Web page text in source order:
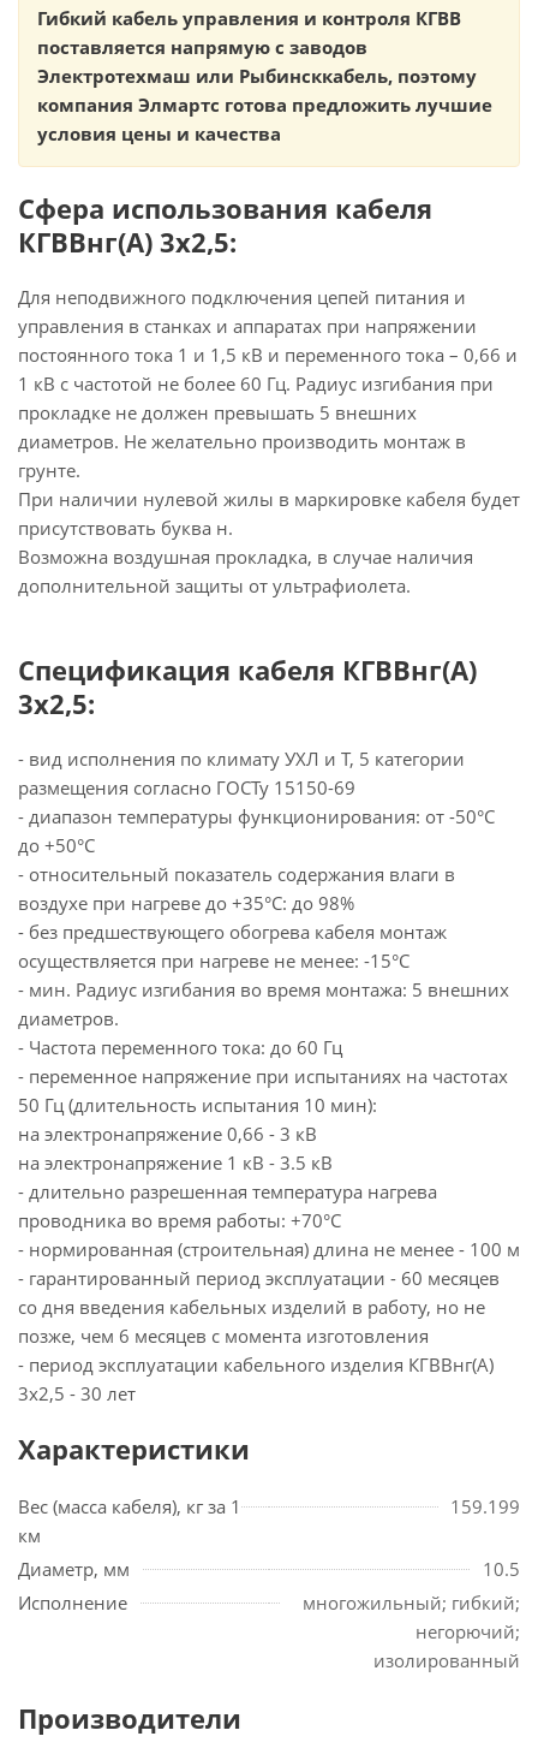
Гибкий кабель управления и контроля КГВВ
поставляется напрямую с заводов
Электротехмаш или Рыбинсккабель, поэтому
компания Элмартс готова предложить лучшие
условия цены и качества
Сфера использования кабеля
КГВВнг(А) 3х2,5:
Для неподвижного подключения цепей питания и
управления в станках и аппаратах при напряжении
постоянного тока 1 и 1,5 кВ и переменного тока – 0,66 и
1 кВ с частотой не более 60 Гц. Радиус изгибания при
прокладке не должен превышать 5 внешних
диаметров. Не желательно производить монтаж в
грунте.
При наличии нулевой жилы в маркировке кабеля будет
присутствовать буква н.
Возможна воздушная прокладка, в случае наличия
дополнительной защиты от ультрафиолета.
Спецификация кабеля КГВВнг(А)
3х2,5:
- вид исполнения по климату УХЛ и Т, 5 категории
размещения согласно ГОСТу 15150-69
- диапазон температуры функционирования: от -50°С
до +50°С
- относительный показатель содержания влаги в
воздухе при нагреве до +35°С: до 98%
- без предшествующего обогрева кабеля монтаж
осуществляется при нагреве не менее: -15°С
- мин. Радиус изгибания во время монтажа: 5 внешних
диаметров.
- Частота переменного тока: до 60 Гц
- переменное напряжение при испытаниях на частотах
50 Гц (длительность испытания 10 мин):
на электронапряжение 0,66 - 3 кВ
на электронапряжение 1 кВ - 3.5 кВ
- длительно разрешенная температура нагрева
проводника во время работы: +70°С
- нормированная (строительная) длина не менее - 100 м
- гарантированный период эксплуатации - 60 месяцев
со дня введения кабельных изделий в работу, но не
позже, чем 6 месяцев с момента изготовления
- период эксплуатации кабельного изделия КГВВнг(А)
3х2,5 - 30 лет
Характеристики
Вес (масса кабеля), кг за 1
км
159.199
Диаметр, мм
10.5
Исполнение
многожильный; гибкий;
негорючий;
изолированный
Производители